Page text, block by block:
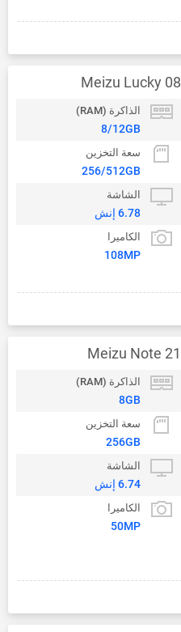
Meizu Lucky 08
الذاكرة (RAM)
8/12GB
سعة التخزين
256/512GB
الشاشة
6.78 إنش
الكاميرا
108MP
Meizu Note 21
الذاكرة (RAM)
8GB
سعة التخزين
256GB
الشاشة
6.74 إنش
الكاميرا
50MP